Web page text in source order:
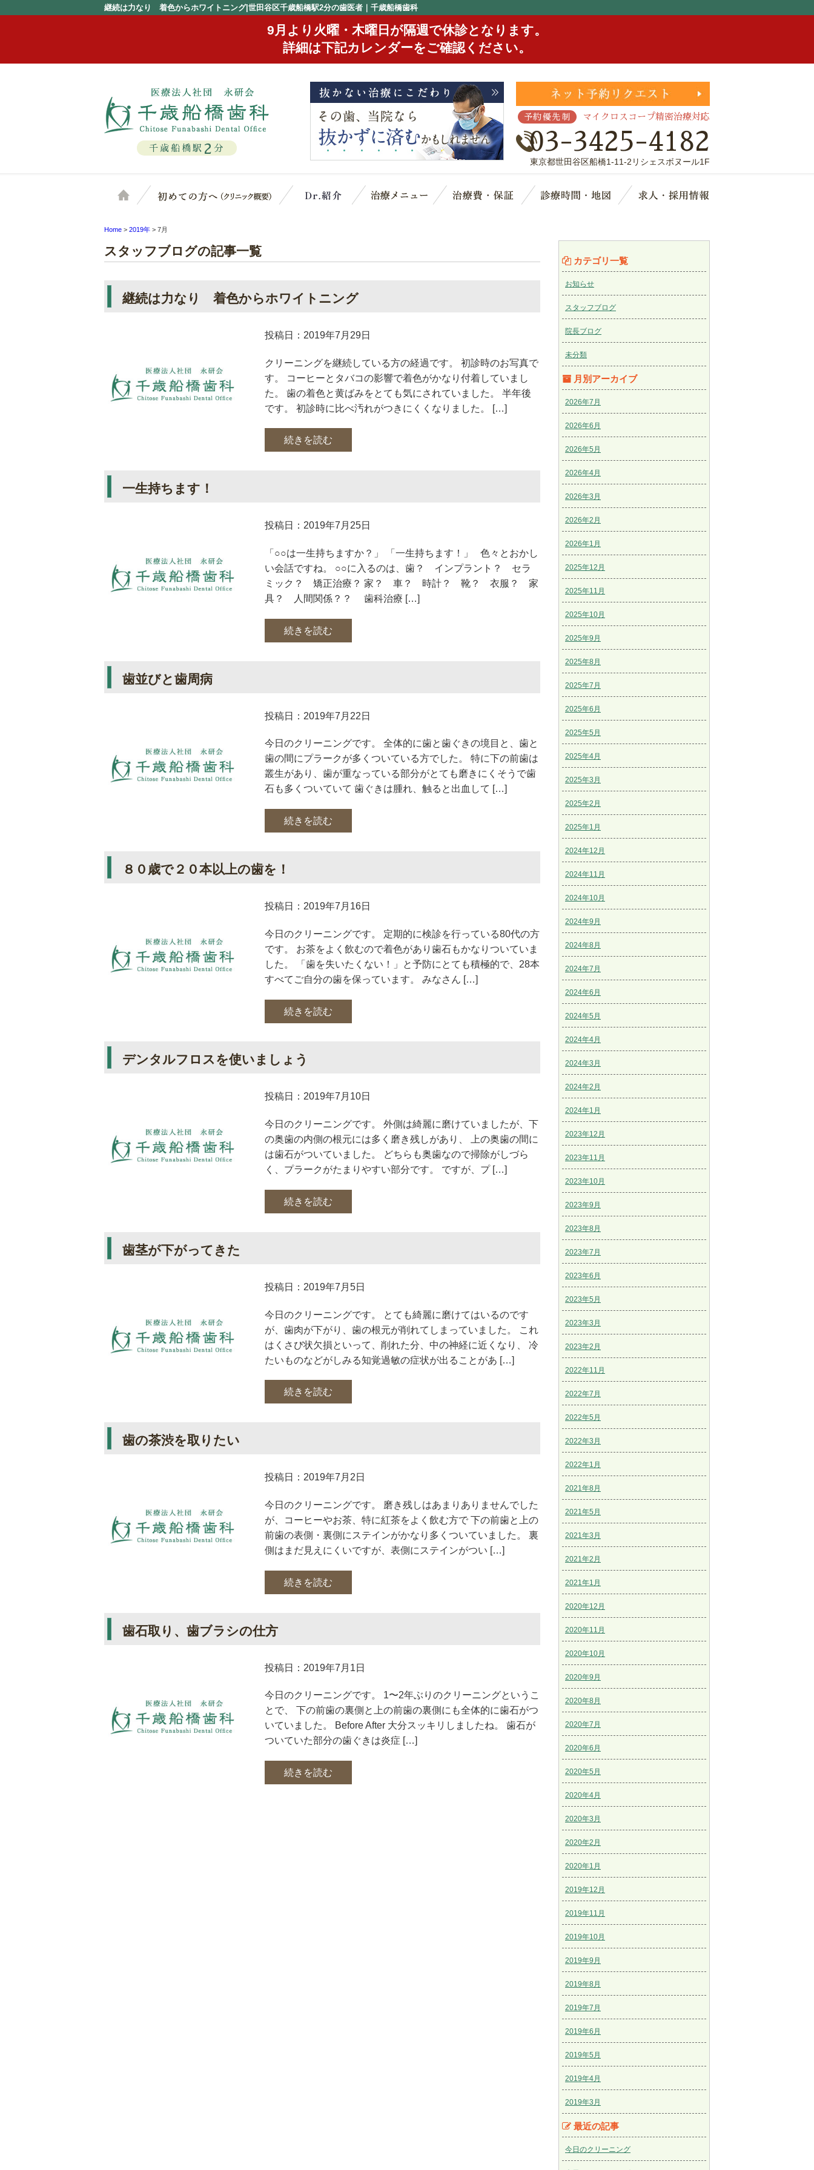
継続は力なり 着色からホワイトニング|世田谷区千歳船橋駅2分の歯医者｜千歳船橋歯科
9月より火曜・木曜日が隔週で休診となります。
詳細は下記カレンダーをご確認ください。
千歳船橋駅 2 分
予約優先制 マイクロスコープ精密治療対応
03-3425-4182
東京都世田谷区船橋1-11-2リシェスボヌール1F
ホーム クリニック概要(初めての方へ)
スタッフ紹介 治療メニュー 治療費・保証 診療時間・地図
Home > 2019年 > 7月
スタッフブログの記事一覧
継続は力なり 着色からホワイトニング
投稿日：2019年7月29日
クリーニングを継続している方の経過です。 初診時のお写真で
す。 コーヒーとタバコの影響で着色がかなり付着していまし
た。 歯の着色と黄ばみをとても気にされていました。 半年後
です。 初診時に比べ汚れがつきにくくなりました。 […]
続きを読む
一生持ちます！
投稿日：2019年7月25日
「○○は一生持ちますか？」 「一生持ちます！」 色々とおかし
い会話ですね。 ○○に入るのは、歯？ インプラント？ セラ
ミック？ 矯正治療？ 家？ 車？ 時計？ 靴？ 衣服？ 家
具？ 人間関係？？ 歯科治療 […]
続きを読む
歯並びと歯周病
投稿日：2019年7月22日
今日のクリーニングです。 全体的に歯と歯ぐきの境目と、歯と
歯の間にプラークが多くついている方でした。 特に下の前歯は
叢生があり、歯が重なっている部分がとても磨きにくそうで歯
石も多くついていて 歯ぐきは腫れ、触ると出血して […]
続きを読む
８０歳で２０本以上の歯を！
投稿日：2019年7月16日
今日のクリーニングです。 定期的に検診を行っている80代の方
です。 お茶をよく飲むので着色があり歯石もかなりついていま
した。 「歯を失いたくない！」と予防にとても積極的で、28本
すべてご自分の歯を保っています。 みなさん […]
続きを読む
デンタルフロスを使いましょう
投稿日：2019年7月10日
今日のクリーニングです。 外側は綺麗に磨けていましたが、下
の奥歯の内側の根元には多く磨き残しがあり、 上の奥歯の間に
は歯石がついていました。 どちらも奥歯なので掃除がしづら
く、プラークがたまりやすい部分です。 ですが、プ […]
続きを読む
歯茎が下がってきた
投稿日：2019年7月5日
今日のクリーニングです。 とても綺麗に磨けてはいるのです
が、歯肉が下がり、歯の根元が削れてしまっていました。 これ
はくさび状欠損といって、削れた分、中の神経に近くなり、 冷
たいものなどがしみる知覚過敏の症状が出ることがあ […]
続きを読む
歯の茶渋を取りたい
投稿日：2019年7月2日
今日のクリーニングです。 磨き残しはあまりありませんでした
が、コーヒーやお茶、特に紅茶をよく飲む方で 下の前歯と上の
前歯の表側・裏側にステインがかなり多くついていました。 裏
側はまだ見えにくいですが、表側にステインがつい […]
続きを読む
歯石取り、歯ブラシの仕方
投稿日：2019年7月1日
今日のクリーニングです。 1〜2年ぶりのクリーニングというこ
とで、 下の前歯の裏側と上の前歯の裏側にも全体的に歯石がつ
いていました。 Before After 大分スッキリしましたね。 歯石が
ついていた部分の歯ぐきは炎症 […]
続きを読む
カテゴリ一覧
お知らせ
スタッフブログ
院長ブログ
未分類
月別アーカイブ
2026年7月
2026年6月
2026年5月
2026年4月
2026年3月
2026年2月
2026年1月
2025年12月
2025年11月
2025年10月
2025年9月
2025年8月
2025年7月
2025年6月
2025年5月
2025年4月
2025年3月
2025年2月
2025年1月
2024年12月
2024年11月
2024年10月
2024年9月
2024年8月
2024年7月
2024年6月
2024年5月
2024年4月
2024年3月
2024年2月
2024年1月
2023年12月
2023年11月
2023年10月
2023年9月
2023年8月
2023年7月
2023年6月
2023年5月
2023年3月
2023年2月
2022年11月
2022年7月
2022年5月
2022年3月
2022年1月
2021年8月
2021年5月
2021年3月
2021年2月
2021年1月
2020年12月
2020年11月
2020年10月
2020年9月
2020年8月
2020年7月
2020年6月
2020年5月
2020年4月
2020年3月
2020年2月
2020年1月
2019年12月
2019年11月
2019年10月
2019年9月
2019年8月
2019年7月
2019年6月
2019年5月
2019年4月
2019年3月
最近の記事
今日のクリーニング